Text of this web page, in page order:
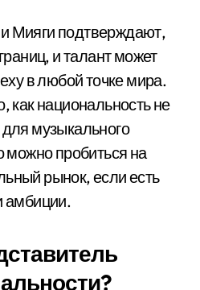
Мияги подтверждают,
и талант может
в любой точке мира.
как национальность не
музыкального
можно пробиться на
рынок, если есть
амбиции.